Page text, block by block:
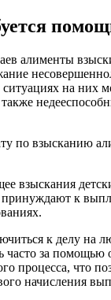
алименты
на них
по взысканию
взыскания
к
к делу на
часто за помощью
процесса, что
начисления